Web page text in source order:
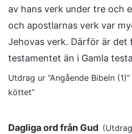
av hans verk under tre och
och apostlarnas verk var
Jehovas verk. Därför är det
testamentet än i Gamla
Utdrag ur ”Angående Bibeln
köttet”
Dagliga ord från Gud